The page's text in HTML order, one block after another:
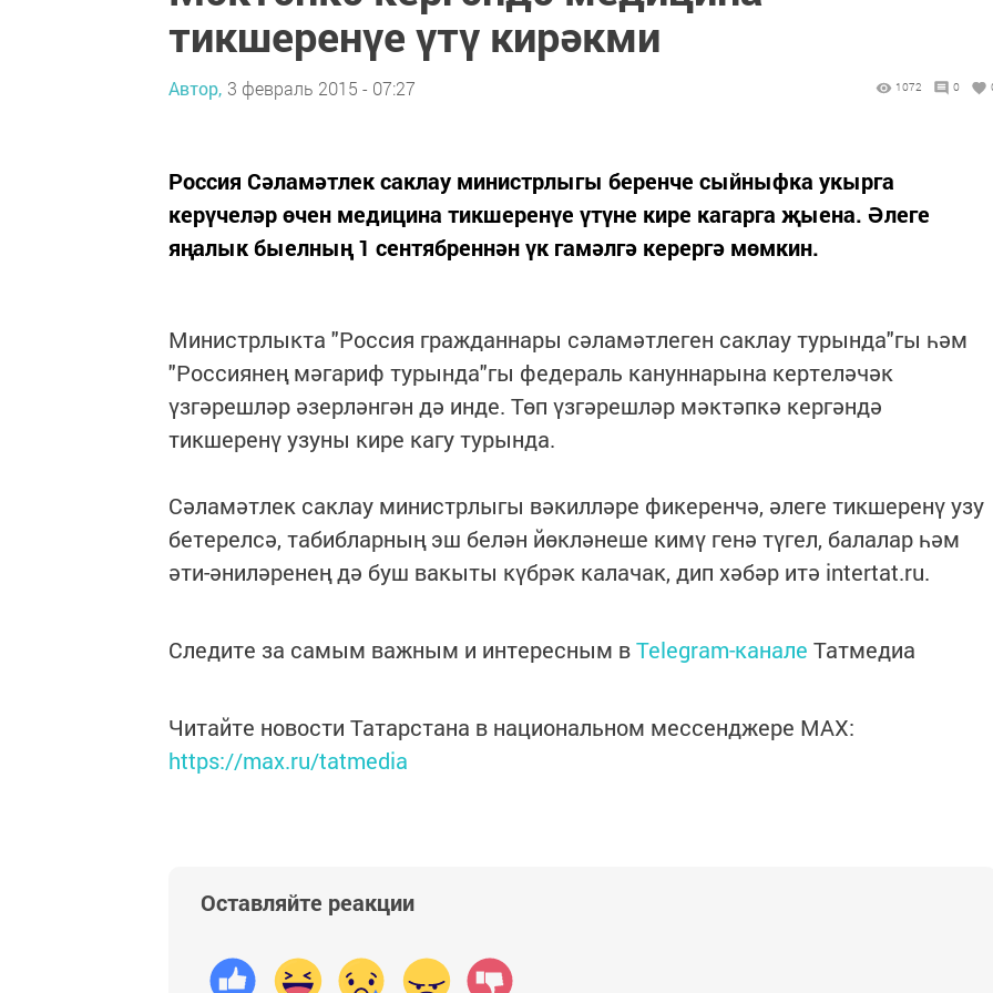
тикшеренүе үтү кирәкми
Автор, 3 февраль 2015 - 07:27 1072 0
Россия Сәламәтлек саклау министрлыгы беренче сыйныфка укырга
керүчеләр өчен медицина тикшеренүе үтүне кире кагарга җыена. Әлеге
яңалык быелның 1 сентябреннән үк гамәлгә керергә мөмкин.
Министрлыкта "Россия гражданнары сәламәтлеген саклау турында"гы һәм
"Россиянең мәгариф турында"гы федераль кануннарына кертеләчәк
үзгәрешләр әзерләнгән дә инде. Төп үзгәрешләр мәктәпкә кергәндә
тикшеренү узуны кире кагу турында.
Сәламәтлек саклау министрлыгы вәкилләре фикеренчә, әлеге тикшеренү узу
бетерелсә, табибларның эш белән йөкләнеше кимү генә түгел, балалар һәм
әти-әниләренең дә буш вакыты күбрәк калачак, дип хәбәр итә intertat.ru.
Следите за самым важным и интересным вTelegram-канале Татмедиа
Читайте новости Татарстана в национальном мессенджере MАХ:
https://max.ru/tatmedia
Оставляйте реакции